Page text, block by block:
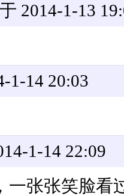
2014-1-13
1-14 20:03
1-14 22:09
一张张笑脸看